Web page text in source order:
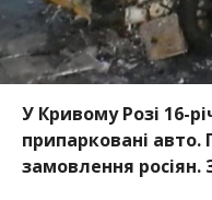
У Кривому Розі 16-
припарковані авто.
замовлення